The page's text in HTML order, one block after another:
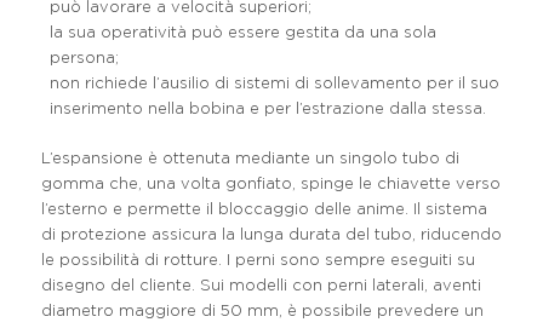
può lavorare a velocità superiori;
la sua operatività può essere gestita da una sola
persona;
non richiede l’ausilio di sistemi di sollevamento per il suo
inserimento nella bobina e per l’estrazione dalla stessa.
L’espansione è ottenuta mediante un singolo tubo di
gomma che, una volta gonfiato, spinge le chiavette verso
l’esterno e permette il bloccaggio delle anime. Il sistema
di protezione assicura la lunga durata del tubo, riducendo
le possibilità di rotture. I perni sono sempre eseguiti su
disegno del cliente. Sui modelli con perni laterali, aventi
diametro maggiore di 50 mm, è possibile prevedere un